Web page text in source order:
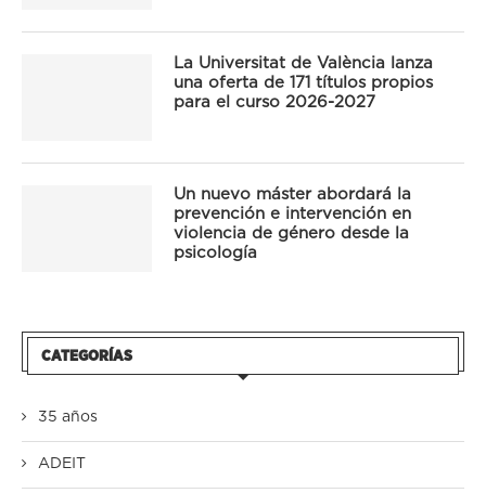
La Universitat de València lanza
una oferta de 171 títulos propios
para el curso 2026-2027
Un nuevo máster abordará la
prevención e intervención en
violencia de género desde la
psicología
CATEGORÍAS
35 años
ADEIT